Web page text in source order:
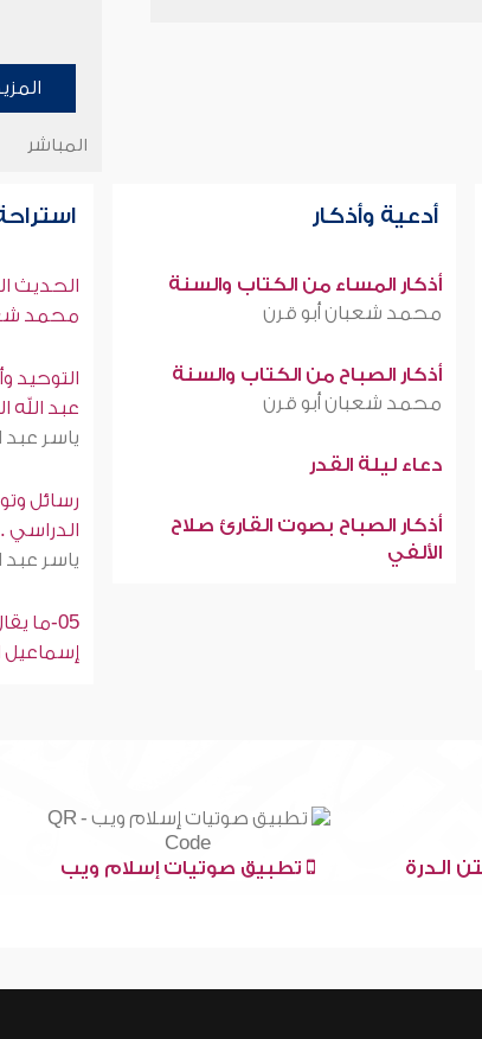
المباشر
أدعية وأذكار
أذكار المساء من الكتاب والسنة
محمد شعبان أبو قرن
أذكار الصباح من الكتاب والسنة
محمد شعبان أبو قرن
دعاء ليلة القدر
أذكار الصباح بصوت القارئ صلاح
الألفي
الحديث
محمد
التوحيد
عبد الله
ياسر عبد
رسائل
الدراسي
ياسر عبد
05-ما
الدرة تطبيق صوتيات إسلام ويب